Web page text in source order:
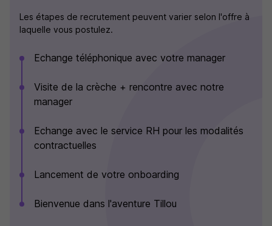
Les étapes de recrutement peuvent varier selon l'offre à
laquelle vous postulez.
Echange téléphonique avec votre manager
Visite de la crèche + rencontre avec notre
manager
Echange avec le service RH pour les modalités
contractuelles
Lancement de votre onboarding
Bienvenue dans l'aventure Tillou